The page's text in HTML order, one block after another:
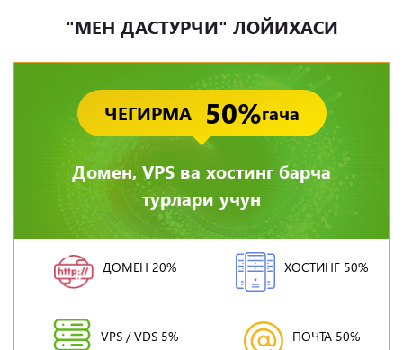
"МЕН ДАСТУРЧИ" ЛОЙИХАСИ
ЧЕГИРМА 50%гача
Домен, VPS ва хостинг барча
турлари учун
ДОМЕН 20% ХОСТИНГ 50%
VPS / VDS 5% ПОЧТА 50%